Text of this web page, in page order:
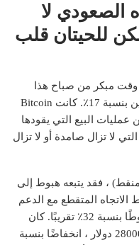
الصعودي لا
للحيتان قلب
مبكر من صباح هذا
اليوم ، مما أدى إلى خفض سعر البيتكوين بنسبة 17٪. كانت Bitcoin
البيع التي يقودها
لا تزال صامدة أو لا تزال
، فقد يتبعه هبوط إلى
الاتجاه المتقطع مع الدعم
الأفقي عند 40،000 دولار ، وسيكون هبوطًا بنسبة 32٪ تقريبًا. كان
التصحيح السابق من 42000 دولار إلى 28000 دولار ، انخفاضًا بنسبة